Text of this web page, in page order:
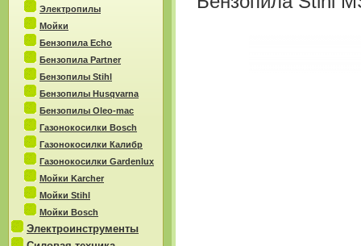
Электропилы
Мойки
Бензопила Echo
Бензопила Partner
Бензопилы Stihl
Бензопилы Husqvarna
Бензопилы Oleo-mac
Газонокосилки Bosch
Газонокосилки Калибр
Газонокосилки Gardenlux
Мойки Karcher
Мойки Stihl
Мойки Bosch
Электроинструменты